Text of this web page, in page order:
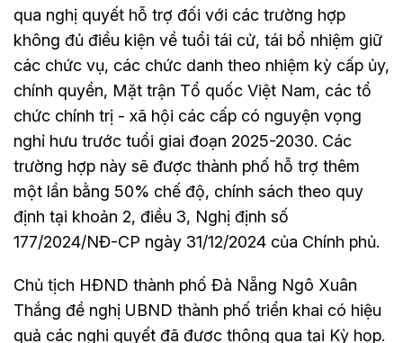
qua nghị quyết hỗ trợ đối với các trường hợp
không đủ điều kiện về tuổi tái cử, tái bổ nhiệm giữ
các chức vụ, các chức danh theo nhiệm kỳ cấp ủy,
chính quyền, Mặt trận Tổ quốc Việt Nam, các tổ
chức chính trị - xã hội các cấp có nguyện vọng
nghỉ hưu trước tuổi giai đoạn 2025-2030. Các
trường hợp này sẽ được thành phố hỗ trợ thêm
một lần bằng 50% chế độ, chính sách theo quy
định tại khoản 2, điều 3, Nghị định số
177/2024/NĐ-CP ngày 31/12/2024 của Chính phủ.
Chủ tịch HĐND thành phố Đà Nẵng Ngô Xuân
Thắng đề nghị UBND thành phố triển khai có hiệu
quả các nghị quyết đã được thông qua tại Kỳ họp.